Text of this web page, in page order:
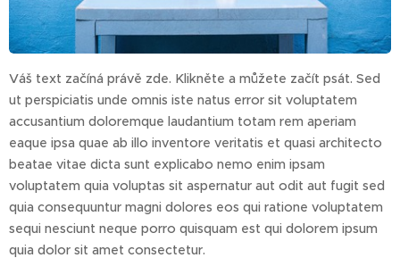
Váš text začíná právě zde. Klikněte a můžete začít psát. Sed
ut perspiciatis unde omnis iste natus error sit voluptatem
accusantium doloremque laudantium totam rem aperiam
eaque ipsa quae ab illo inventore veritatis et quasi architecto
beatae vitae dicta sunt explicabo nemo enim ipsam
voluptatem quia voluptas sit aspernatur aut odit aut fugit sed
quia consequuntur magni dolores eos qui ratione voluptatem
sequi nesciunt neque porro quisquam est qui dolorem ipsum
quia dolor sit amet consectetur.